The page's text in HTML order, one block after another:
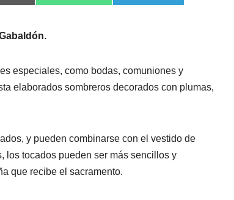
.
especiales, como bodas, comuniones y
elaborados sombreros decorados con plumas,
y pueden combinarse con el vestido de
los tocados pueden ser más sencillos y
que recibe el sacramento.